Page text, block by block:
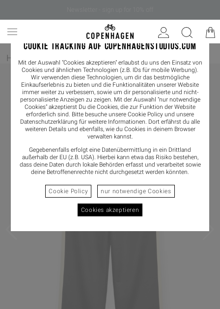
COOKIE TRACKING AUF COPENHAGENSTUDIOS.COM
Mit der Auswahl "Cookies akzeptieren" erlaubst du uns den Einsatz von
Cookies und ähnlichen Technologien (z.B. IDs für mobile Werbung).
Wir verwenden diese Technologien, um dir das bestmögliche
Einkaufserlebnis zu bieten und die Funktionalitäten unserer Website
immer weiter zu verbessern, sowie um dir personalisierte und nicht-
personalisierte Anzeigen zu zeigen. Mit der Auswahl "nur notwendige
Cookies" akzeptierst Du die Cookies, die zur Funktion der Website
erforderlich sind. Bitte besuche unsere Cookie Policy und unsere
Datenschutzerklärung für weitere Informationen. Dort erfährst du alle
weiteren Details und ebenfalls, wie du Cookies in deinem Browser
verwalten kannst.
Gegebenenfalls erfolgt eine Datenübermittlung in ein Drittland
außerhalb der EU (z.B. USA). Hierbei kann etwa das Risiko bestehen,
dass deine Daten durch lokale Behörden erfasst und verarbeitet sowie
deine Betroffenenrechte nicht durchgesetzt werden könnten.
Cookie Policy nur notwendige Cookies
Cookies akzeptieren
Home / Bekleidung Pants & Skirts / Pants